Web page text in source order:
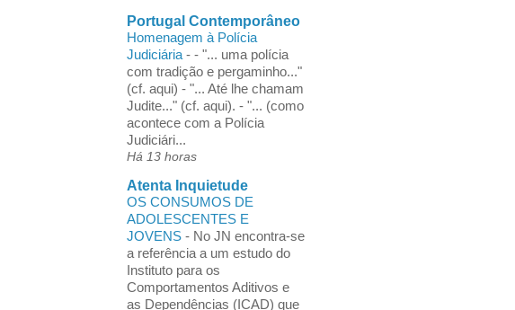
Portugal Contemporâneo
Homenagem à Polícia
Judiciária - - "... uma polícia
com tradição e pergaminho..."
(cf. aqui) - "... Até lhe chamam
Judite..." (cf. aqui). - "... (como
acontece com a Polícia
Judiciári...
Há 13 horas
Atenta Inquietude
OS CONSUMOS DE
ADOLESCENTES E
JOVENS - No JN encontra-se
a referência a um estudo do
Instituto para os
Comportamentos Aditivos e
as Dependências (ICAD) que